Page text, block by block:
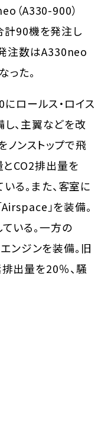
（A330-900）
90機を発注し
発注数はA330neo
た。
ロールス・ロイス
、主翼などを改
ノンストップで飛
とCO2排出量を
る。また、客室に
」を装備。
いる。一方の
ンジンを装備。旧
出量を20％、騒